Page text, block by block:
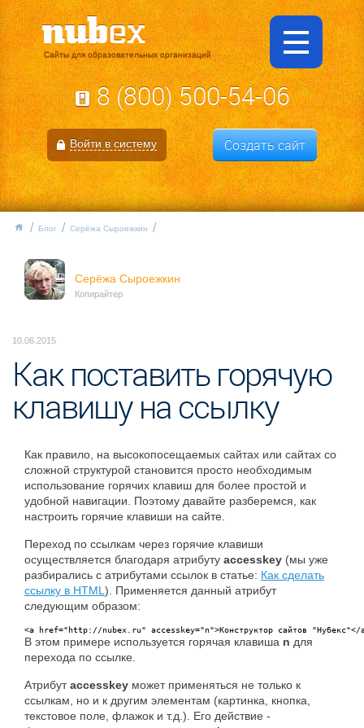
Сайты для образовательных организаций
8 (800) 500-54-06
Войти в систему Создать сайт
Блог Серёжа Сыроежкин
Серёжа Сыроежкин
Копирайтер
10.06.2015
Как поставить горячую
клавишу на ссылку
Как правило, на высокопосещаемых сайтах или сайтах со
сложной структурой становится просто необходимым
использование горячих клавиш для более простой и
удобной навигации. Поэтому давайте разберемся, как
настроить горячие клавиши на сайте.
Переход по ссылкам через горячие клавиши
осуществляется благодаря атрибуту accesskey (мы уже
разбирались с атрибутами ссылок в статье: Как сделать
ссылку в HTML ). Применяется данный атрибут
следующим образом:
<a href="http://nubex.ru" accesskey="n">Конструктор сайтов "Нубекс"</
В этом примере используется горячая клавиша n для
перехода по ссылке.
Атрибутaccesskey может применяться не только к
ссылкам, но и к другим элементам (картинка, кнопка,
текстовое поле, флажок и т.д.). Его действие -